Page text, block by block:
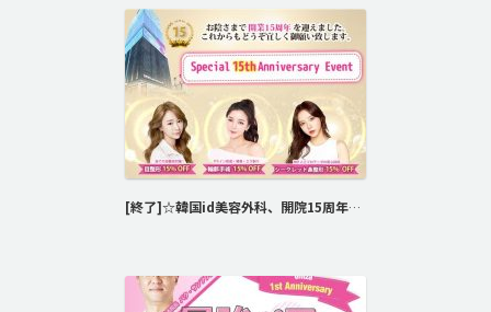
[終了]☆韓国id美容外科、開院15周年記念BigEvent☆